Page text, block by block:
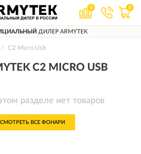
0 0
ДИЛЕР ARMYTEK
C2 Micro Usb
C2 MICRO USB
разделе нет товаров
СМОТРЕТЬ ВСЕ ФОНАРИ